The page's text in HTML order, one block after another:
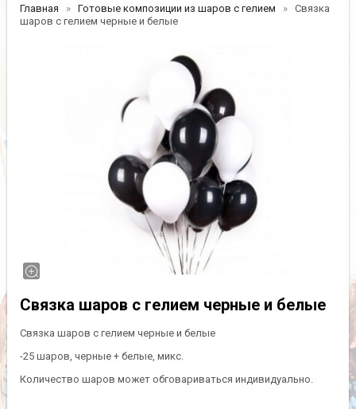
Главная Готовые композиции из шаров с гелием
Связка
шаров с гелием черные и белые
Связка шаров с гелием черные и белые
Связка шаров с гелием черные и белые
-25 шаров, черные + белые, микс.
Количество шаров может обговариваться индивидуально.